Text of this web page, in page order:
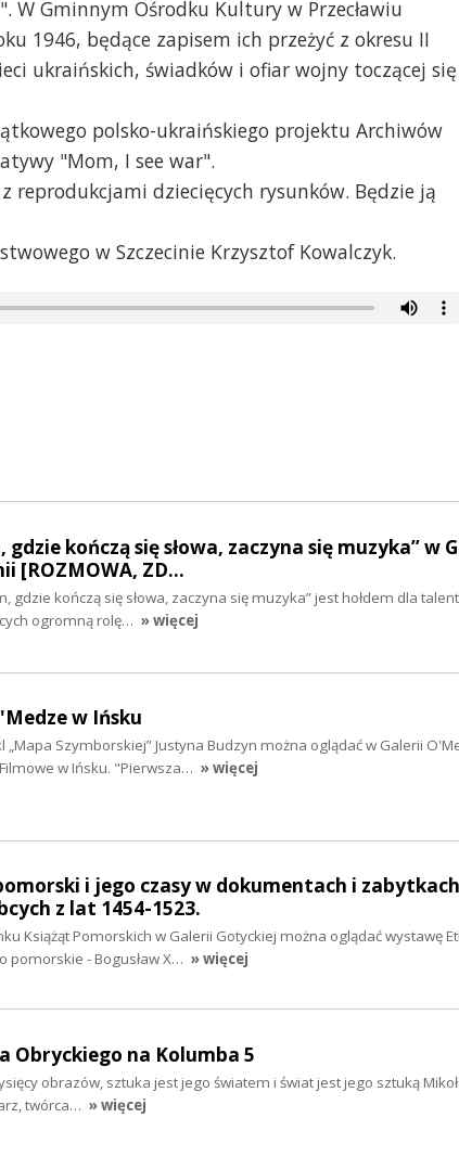
Gminnym Ośrodku Kultury w Przecławiu
1946, będące zapisem ich przeżyć z okresu II
ukraińskich, świadków i ofiar wojny toczącej się
polsko-ukraińskiego projektu Archiwów
"Mom, I see war".
reprodukcjami dziecięcych rysunków. Będzie ją
w Szczecinie Krzysztof Kowalczyk.
kończą się słowa, zaczyna się muzyka” w
[ROZMOWA, ZD…
gdzie kończą się słowa, zaczyna się muzyka” jest hołdem dla
ogromną rolę… » więcej
w Ińsku
„Mapa Szymborskiej” Justyna Budzyn można oglądać w Galerii
w Ińsku. "Pierwsza… » więcej
i jego czasy w dokumentach i
z lat 1454-1523.
Książąt Pomorskich w Galerii Gotyckiej można oglądać wystawę
pomorskie - Bogusław X… » więcej
Obryckiego na Kolumba 5
obrazów, sztuka jest jego światem i świat jest jego sztuką
twórca… » więcej